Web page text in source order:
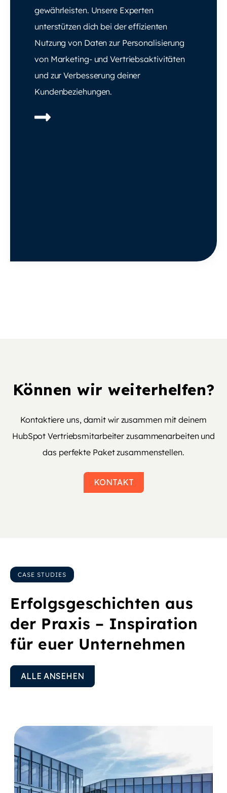
gewährleisten. Unsere Experten
unterstützen dich bei der effizienten
Nutzung von Daten zur Personalisierung
von Marketing- und Vertriebsaktivitäten
und zur Verbesserung deiner
Kundenbeziehungen.
Können wir weiterhelfen?
Kontaktiere uns, damit wir zusammen mit deinem
HubSpot Vertriebsmitarbeiter zusammenarbeiten und
das perfekte Paket zusammenstellen.
KONTAKT
CASE STUDIES
Erfolgsgeschichten aus
der Praxis – Inspiration
für euer Unternehmen
ALLE ANSEHEN